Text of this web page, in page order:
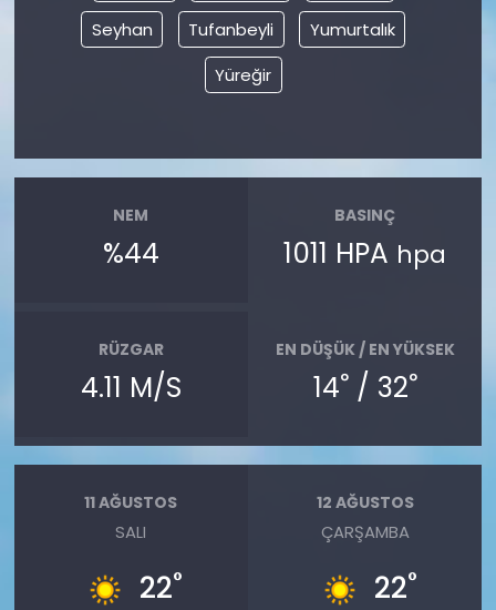
Seyhan
Tufanbeyli
Yumurtalık
Yüreğir
NEM
%44
BASINÇ
1011 HPA hpa
RÜZGAR
4.11 M/S
EN DÜŞÜK / EN YÜKSEK
14°/ 32°
11 AĞUSTOS
SALI
22°
12 AĞUSTOS
ÇARŞAMBA
22°